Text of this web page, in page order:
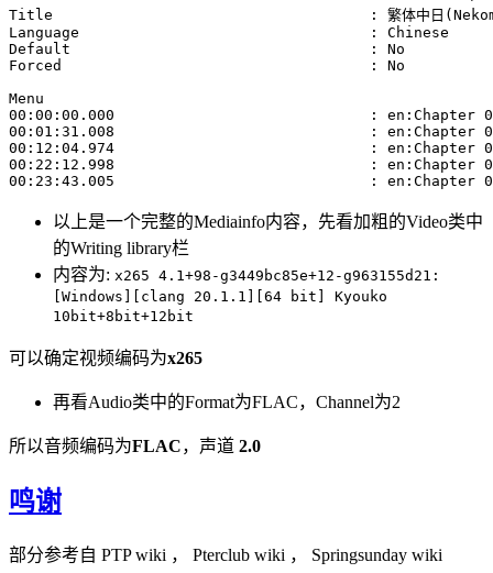
以上是一个完整的Mediainfo内容，先看加粗的Video类中
的Writing library栏
内容为: x265 4.1+98-g3449bc85e+12-g963155d21:
[Windows][clang 20.1.1][64 bit] Kyouko
10bit+8bit+12bit
可以确定视频编码为x265
再看Audio类中的Format为FLAC，Channel为2
所以音频编码为FLAC，声道 2.0
鸣谢
部分参考自 PTP wiki ， Pterclub wiki ， Springsunday wiki